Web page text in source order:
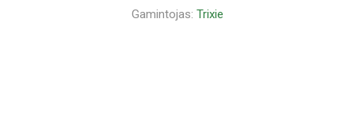
Gamintojas: Trixie